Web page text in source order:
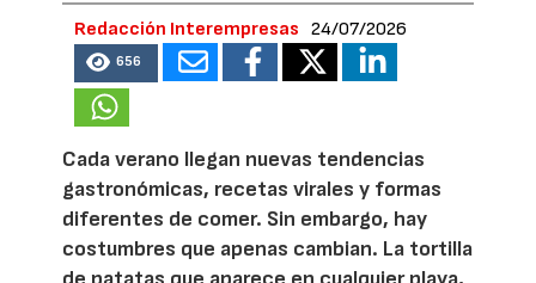
Redacción Interempresas 24/07/2026
656
Cada verano llegan nuevas tendencias
gastronómicas, recetas virales y formas
diferentes de comer. Sin embargo, hay
costumbres que apenas cambian. La tortilla